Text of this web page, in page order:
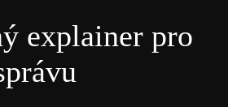
explainer pro